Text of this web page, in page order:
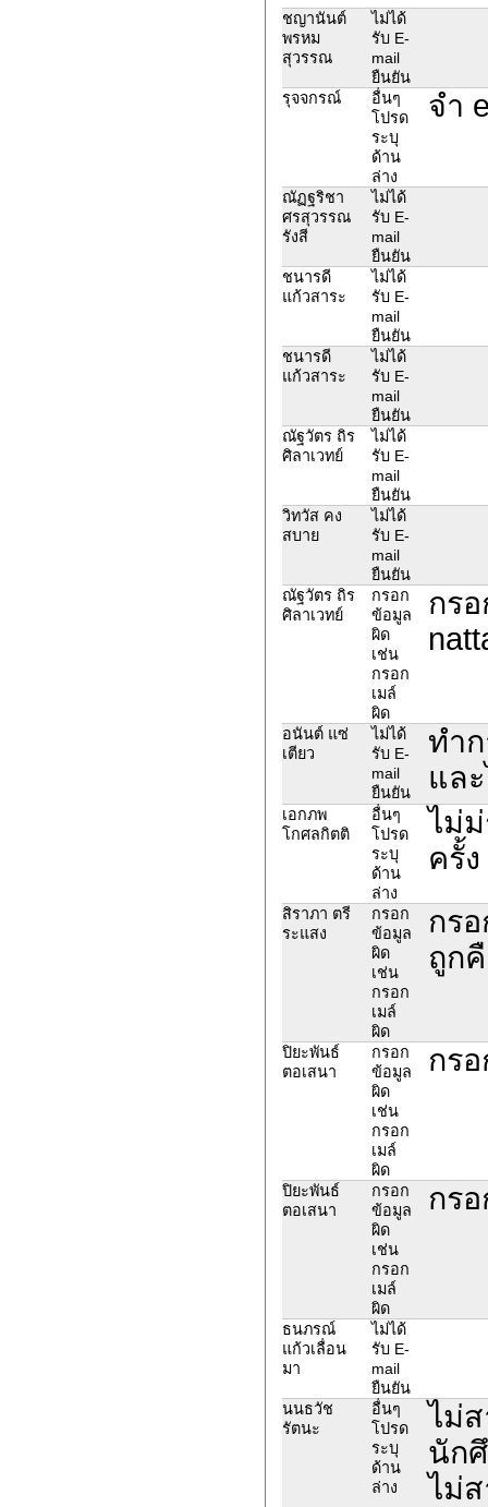
ชญานันต์
พรหม
สุวรรณ
ไม่ได้
รับ E-
mail
ยืนยัน
รุจจกรณ์
อื่นๆ
โปรด
ระบุ
ด้าน
ล่าง
จำ
ณัฏฐริชา
ศรสุวรรณ
รังสี
ไม่ได้
รับ E-
mail
ยืนยัน
ชนารดี
แก้วสาระ
ไม่ได้
รับ E-
mail
ยืนยัน
ชนารดี
แก้วสาระ
ไม่ได้
รับ E-
mail
ยืนยัน
ณัฐวัตร ถิร
ศิลาเวทย์
ไม่ได้
รับ E-
mail
ยืนยัน
วิทวัส คง
สบาย
ไม่ได้
รับ E-
mail
ยืนยัน
ณัฐวัตร ถิร
ศิลาเวทย์
กรอก
ข้อมูล
ผิด
เช่น
กรอก
เมล์
ผิด
กร
อนันต์ แซ่
เตียว
ไม่ได้
รับ E-
mail
ยืนยัน
ทำ
แล
เอกภพ
โกศลกิตติ
อื่นๆ
โปรด
ระบุ
ด้าน
ล่าง
ไม่
ครั้
สิราภา ตรี
ระแสง
กรอก
ข้อมูล
ผิด
เช่น
กรอก
เมล์
ผิด
กร
ถูก
ปิยะพันธ์
ตอเสนา
กรอก
ข้อมูล
ผิด
เช่น
กรอก
เมล์
ผิด
กร
ปิยะพันธ์
ตอเสนา
กรอก
ข้อมูล
ผิด
เช่น
กรอก
เมล์
ผิด
กร
ธนภรณ์
แก้วเลื่อน
มา
ไม่ได้
รับ E-
mail
ยืนยัน
นนธวัช
รัตนะ
อื่นๆ
โปรด
ระบุ
ด้าน
ล่าง
ไม่
นัก
ไม่